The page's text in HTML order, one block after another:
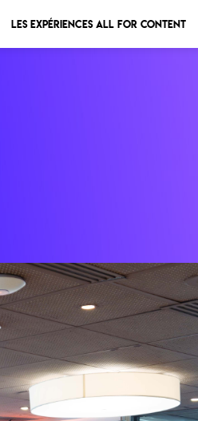
Les expériences All for Content